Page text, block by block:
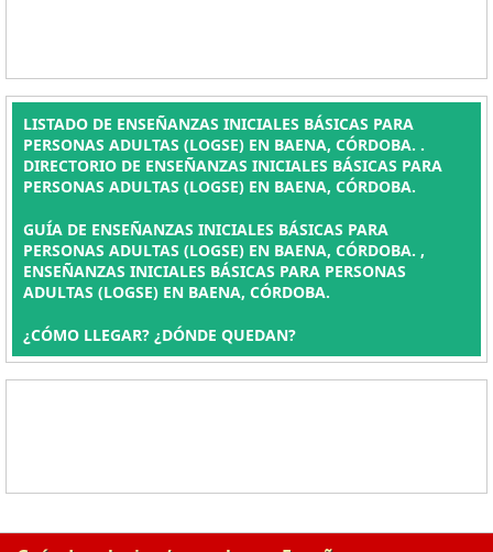
LISTADO DE ENSEÑANZAS INICIALES BÁSICAS PARA
PERSONAS ADULTAS (LOGSE) EN BAENA, CÓRDOBA. .
DIRECTORIO DE ENSEÑANZAS INICIALES BÁSICAS PARA
PERSONAS ADULTAS (LOGSE) EN BAENA, CÓRDOBA.
GUÍA DE ENSEÑANZAS INICIALES BÁSICAS PARA
PERSONAS ADULTAS (LOGSE) EN BAENA, CÓRDOBA. ,
ENSEÑANZAS INICIALES BÁSICAS PARA PERSONAS
ADULTAS (LOGSE) EN BAENA, CÓRDOBA.
¿CÓMO LLEGAR? ¿DÓNDE QUEDAN?